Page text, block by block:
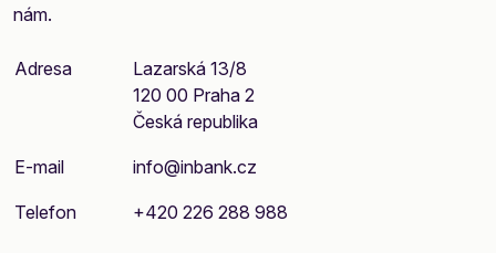
nám.
Adresa
Lazarská 13/8
120 00 Praha 2
Česká republika
E-mail info@inbank.cz
Telefon +420 226 288 988